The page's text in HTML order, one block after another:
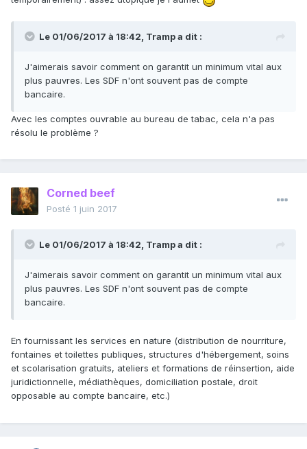
Le 01/06/2017 à 18:42, Trampa dit :
J'aimerais savoir comment on garantit un minimum vital aux
plus pauvres. Les SDF n'ont souvent pas de compte
bancaire.
Avec les comptes ouvrable au bureau de tabac, cela n'a pas
résolu le problème ?
Corned beef
Posté 1 juin 2017
Le 01/06/2017 à 18:42, Trampa dit :
J'aimerais savoir comment on garantit un minimum vital aux
plus pauvres. Les SDF n'ont souvent pas de compte
bancaire.
En fournissant les services en nature (distribution de nourriture,
fontaines et toilettes publiques, structures d'hébergement, soins
et scolarisation gratuits, ateliers et formations de réinsertion, aide
juridictionnelle, médiathèques, domiciliation postale, droit
opposable au compte bancaire, etc.)